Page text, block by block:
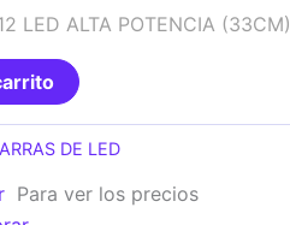
LED ALTA POTENCIA (33CM)
DE LED
Para ver los precios